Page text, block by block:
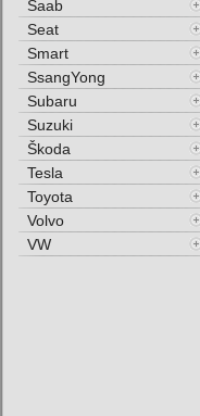
Saab
Seat
Smart
SsangYong
Subaru
Suzuki
Škoda
Tesla
Toyota
Volvo
VW